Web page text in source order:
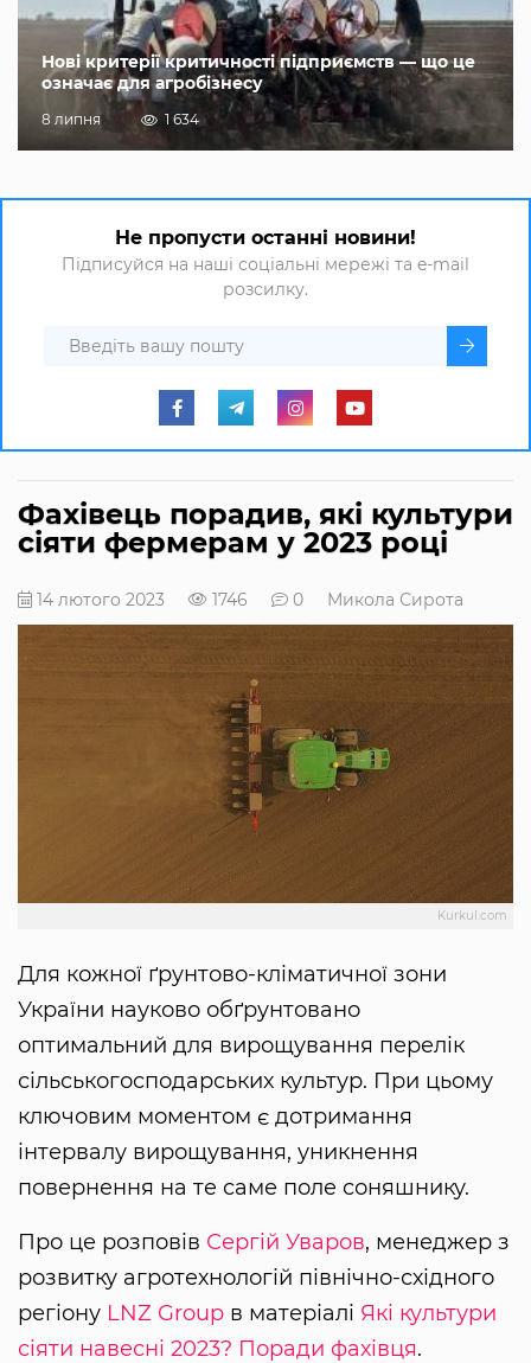
Нові критерії критичності підприємств — що це
означає для агробізнесу
8 липня 1 634
Не пропусти останні новини!
Підписуйся на наші соціальні мережі та e-mail
розсилку.
Фахівець порадив, які культури
сіяти фермерам у 2023 році
14 лютого 2023 1746 0 Микола Сирота
Kurkul.com
Для кожної ґрунтово-кліматичної зони
України науково обґрунтовано
оптимальний для вирощування перелік
сільськогосподарських культур. При цьому
ключовим моментом є дотримання
інтервалу вирощування, уникнення
повернення на те саме поле соняшнику.
Про це розповів Сергій Уваров, менеджер з
розвитку агротехнологій північно-східного
регіону LNZ Group в матеріалі Які культури
сіяти навесні 2023? Поради фахівця.